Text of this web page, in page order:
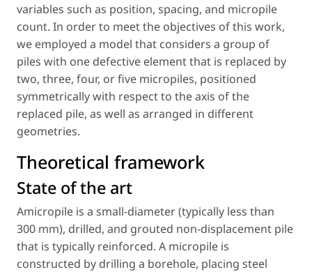
variables such as position, spacing, and micropile
count. In order to meet the objectives of this work,
we employed a model that considers a group of
piles with one defective element that is replaced by
two, three, four, or five micropiles, positioned
symmetrically with respect to the axis of the
replaced pile, as well as arranged in different
geometries.
Theoretical framework
State of the art
Amicropile is a small-diameter (typically less than
300 mm), drilled, and grouted non-displacement pile
that is typically reinforced. A micropile is
constructed by drilling a borehole, placing steel